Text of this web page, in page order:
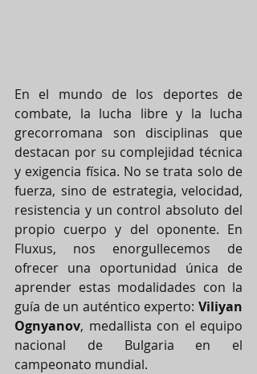
En el mundo de los deportes de
combate, la lucha libre y la lucha
grecorromana son disciplinas que
destacan por su complejidad técnica
y exigencia física. No se trata solo de
fuerza, sino de estrategia, velocidad,
resistencia y un control absoluto del
propio cuerpo y del oponente. En
Fluxus, nos enorgullecemos de
ofrecer una oportunidad única de
aprender estas modalidades con la
guía de un auténtico experto: Viliyan
Ognyanov, medallista con el equipo
nacional de Bulgaria en el
campeonato mundial.